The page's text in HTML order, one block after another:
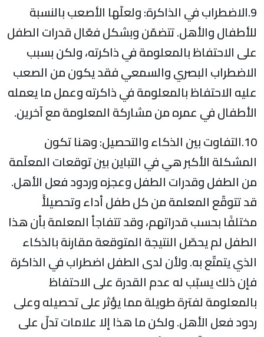
9.الاضطراب في الذاكرة: ولعلّها الأصعب بالنسبة
للأطفال والأهل. تتضمّن وبشكل فعّال قدرات الطفل
على الاحتفاظ بالمعلومة في ذاكرته، ولكن بسبب
الاضطراب البصري والسمعي فقد يكون من الصعب
عليه الاحتفاظ بالمعلومة في ذاكرته وعمل ما يعمله
الأطفال في عمره من مشاركة المعلومة مع آخرين.
10.التفاوت بين الذكاء والتحصيل: وهنا تكون
المشكلة الأكبر هي في التباين بين توقعات المعلّمة
من الطفل وقدرات الطفل وعجزه وردود فعل الأهل.
قد تتوقّع المعلمة من كل طفل أداء وتحصيلأً
مختلفًا بحسب قدراتهم، وقد تتفاجأ المعلمة بأن هذا
الطفل لم يحصّل النتيجة المتوقعة مقارنة بالذكاء
الذي يتمتّع به. ولأن لدى الطفل اضطراب في الذاكرة
فإن ذلك يسبّب له عدم القدرة على الاحتفاظ
بالمعلومة لفترة طويلة مما يؤثر على تحصيله وعلى
ردود فعل الأهل. ولكن ما هذا إلا علامات تدلّ على